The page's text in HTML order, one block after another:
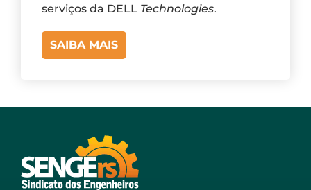
serviços da DELL Technologies.
SAIBA MAIS